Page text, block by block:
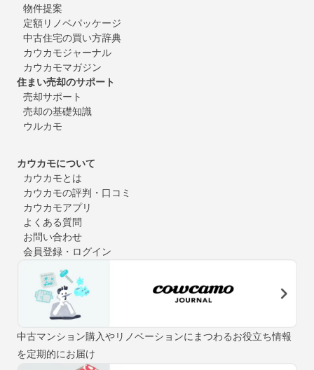
物件提案
定額リノベパッケージ
中古住宅の買い方辞典
カウカモジャーナル
カウカモマガジン
住まい売却のサポート
売却サポート
売却の基礎知識
ウルカモ
カウカモについて
カウカモとは
カウカモの評判・口コミ
カウカモアプリ
よくある質問
お問い合わせ
会員登録・ログイン
中古マンション購入やリノベーションにまつわるお役立ち情報
を定期的にお届け